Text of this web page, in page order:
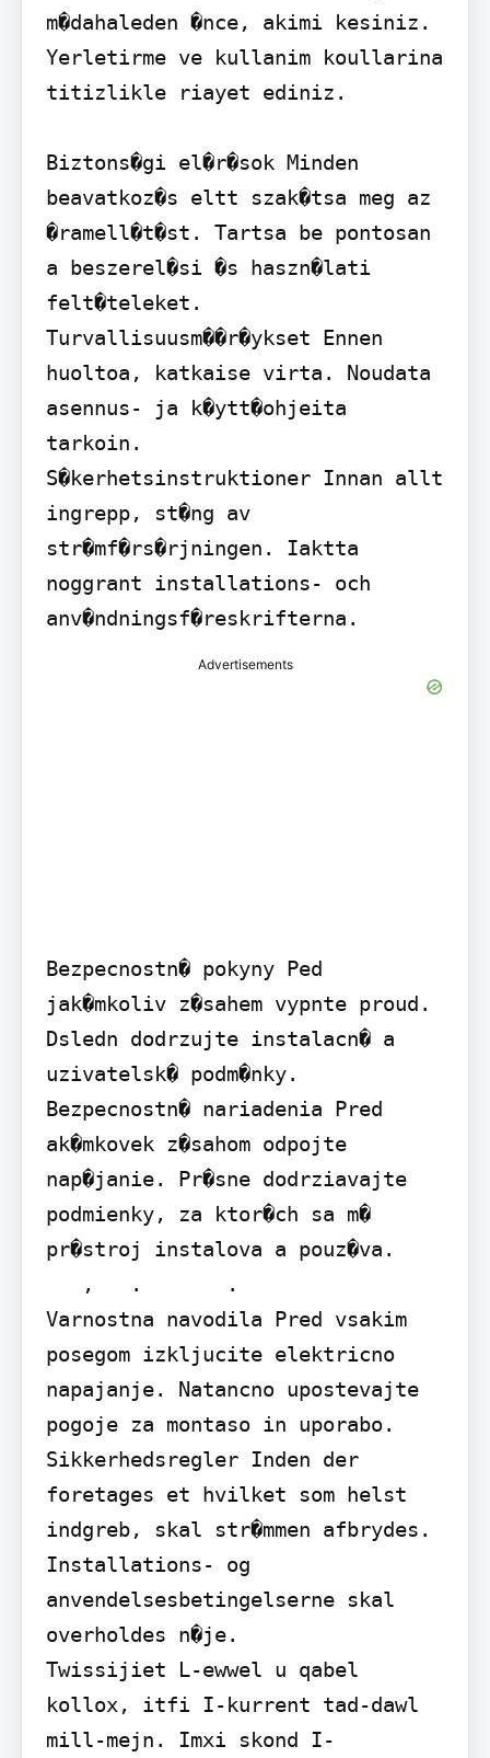
m�dahaleden �nce, akimi kesiniz.
Yerletirme ve kullanim koullarina
titizlikle riayet ediniz.
Biztons�gi el�r�sok Minden
beavatkoz�s eltt szak�tsa meg az
�ramell�t�st. Tartsa be pontosan
a beszerel�si �s haszn�lati
felt�teleket.
Turvallisuusm��r�ykset Ennen
huoltoa, katkaise virta. Noudata
asennus- ja k�ytt�ohjeita
tarkoin.
S�kerhetsinstruktioner Innan allt
ingrepp, st�ng av
str�mf�rs�rjningen. Iaktta
noggrant installations- och
anv�ndningsf�reskrifterna.
Advertisements
Bezpecnostn� pokyny Ped
jak�mkoliv z�sahem vypnte proud.
Dsledn dodrzujte instalacn� a
uzivatelsk� podm�nky.
Bezpecnostn� nariadenia Pred
ak�mkovek z�sahom odpojte
nap�janie. Pr�sne dodrziavajte
podmienky, za ktor�ch sa m�
pr�stroj instalova a pouz�va.
Varnostna navodila Pred vsakim
posegom izkljucite elektricno
napajanje. Natancno upostevajte
pogoje za montaso in uporabo.
Sikkerhedsregler Inden der
foretages et hvilket som helst
indgreb, skal str�mmen afbrydes.
Installations- og
anvendelsesbetingelserne skal
overholdes n�je.
Twissijiet L-ewwel u qabel
kollox, itfi I-kurrent tad-dawl
mill-mejn. Imxi skond I-